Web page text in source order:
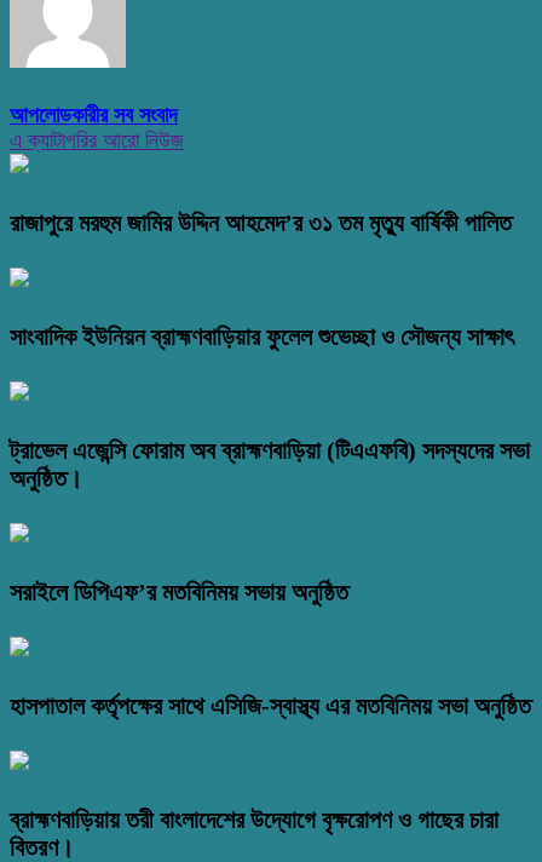
আপলোডকারীর সব সংবাদ
এ ক্যাটাগরির আরো নিউজ
রাজাপুরে মরহুম জামির উদ্দিন আহমেদ’র ৩১ তম মৃত্যু বার্ষিকী পালিত
সাংবাদিক ইউনিয়ন ব্রাহ্মণবাড়িয়ার ফুলেল শুভেচ্ছা ও সৌজন্য সাক্ষাৎ
ট্রাভেল এজেন্সি ফোরাম অব ব্রাহ্মণবাড়িয়া (টিএএফবি) সদস্যদের সভা
অনুষ্ঠিত।
সরাইলে ডিপিএফ’র মতবিনিময় সভায় অনুষ্ঠিত
হাসপাতাল কর্তৃপক্ষের সাথে এসিজি-স্বাস্থ্য এর মতবিনিময় সভা অনুষ্ঠিত
ব্রাহ্মণবাড়িয়ায় তরী বাংলাদেশের উদ্যোগে বৃক্ষরোপণ ও গাছের চারা
বিতরণ।